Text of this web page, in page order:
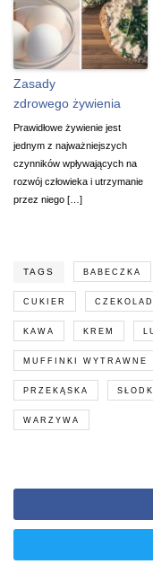
Zasady
zdrowego żywienia
Prawidłowe żywienie jest
jednym z najważniejszych
czynników wpływających na
rozwój człowieka i utrzymanie
przez niego […]
TAGS BABECZKA
CUKIER
KAWA KREM
MUFFINKI WYTRAWNE
PRZEKĄSKA
WARZYWA